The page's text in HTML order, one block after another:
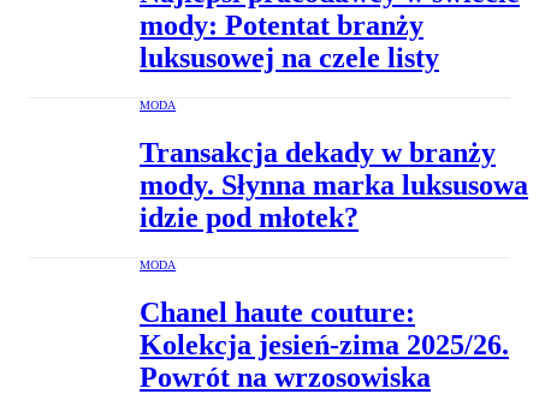
mody: Potentat branży
luksusowej na czele listy
MODA
Transakcja dekady w branży
mody. Słynna marka luksusowa
idzie pod młotek?
MODA
Chanel haute couture:
Kolekcja jesień-zima 2025/26.
Powrót na wrzosowiska